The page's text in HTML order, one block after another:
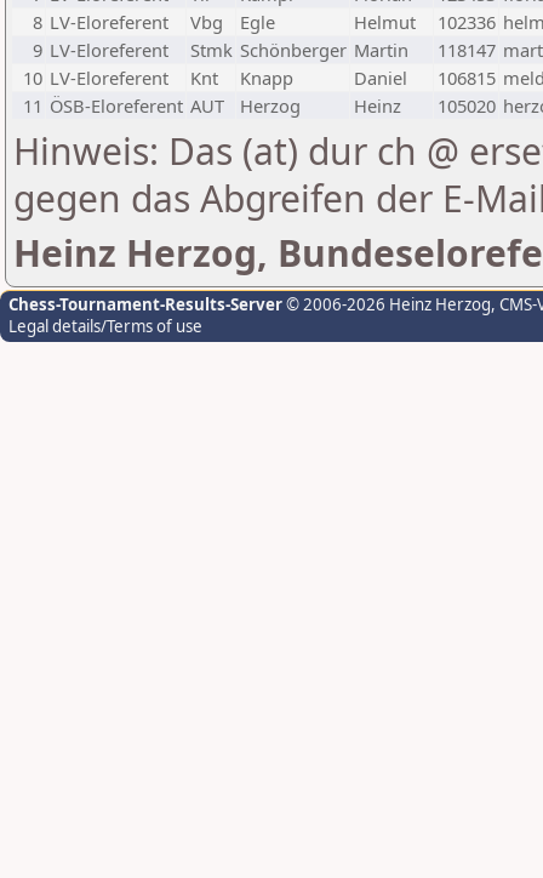
8 LV-Eloreferent Vbg Egle Helmut 102336
9 LV-Eloreferent Stmk Schönberger Martin 118147
10 LV-Eloreferent Knt Knapp Daniel 106815
11 ÖSB-Eloreferent AUT Herzog Heinz 105020
Hinweis: Das (at) dur ch @
gegen das Abgreifen der E-
Heinz Herzog,
Chess-Tournament-Results-Server© 2006-2026 Heinz Herzog,
Legal details/Terms of use